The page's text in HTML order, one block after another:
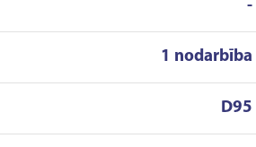
-
1 nodarbība
D95